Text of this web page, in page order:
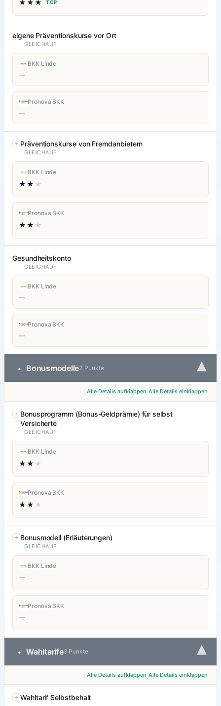
★★★ TOP
eigene Präventionskurse vor Ort
GLEICHAUF
BKK Linde
—
Pronova BKK
—
Präventionskurse von Fremdanbietern
GLEICHAUF
BKK Linde
★★ ★
Pronova BKK
★★ ★
Gesundheitskonto
GLEICHAUF
BKK Linde
—
Pronova BKK
—
• Bonusmodelle2 Punkte ▾
Alle Details aufklappen Alle Details einklappen
Bonusprogramm (Bonus-Geldprämie) für selbst
Versicherte
GLEICHAUF
BKK Linde
★★ ★
Pronova BKK
★★ ★
Bonusmodell (Erläuterungen)
GLEICHAUF
BKK Linde
—
Pronova BKK
—
• Wahltarife3 Punkte ▾
Alle Details aufklappen Alle Details einklappen
Wahltarif Selbstbehalt